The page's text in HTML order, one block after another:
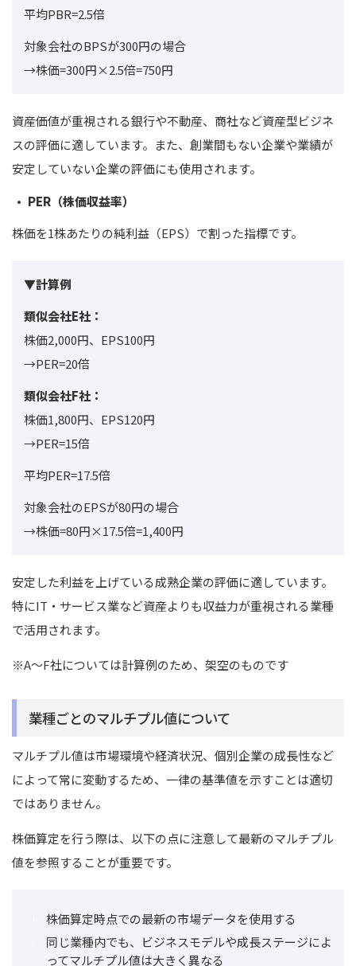
平均PBR=2.5倍
対象会社のBPSが300円の場合
→株価=300円×2.5倍=750円
資産価値が重視される銀行や不動産、商社など資産型ビジネ
スの評価に適しています。 また、創業間もない企業や業績が
安定していない企業の評価にも使用されます。
PER（株価収益率）
株価を1株あたりの純利益（EPS）で割った指標です。
▼計算例
類似会社E社：
株価2,000円、EPS100円
→PER=20倍
類似会社F社：
株価1,800円、EPS120円
→PER=15倍
平均PER=17.5倍
対象会社のEPSが80円の場合
→株価=80円×17.5倍=1,400円
安定した利益を上げている成熟企業の評価に適しています。
特にIT・サービス業など資産よりも収益力が重視される業種
で活用されます。
※A～F社については計算例のため、架空のものです
業種ごとのマルチプル値について
マルチプル値は市場環境や経済状況、個別企業の成長性など
によって常に変動するため、一律の基準値を示すことは適切
ではありません。
株価算定を行う際は、以下の点に注意して最新のマルチプル
値を参照することが重要です。
株価算定時点での最新の市場データを使用する
同じ業種内でも、ビジネスモデルや成長ステージによ
ってマルチプル値は大きく異なる